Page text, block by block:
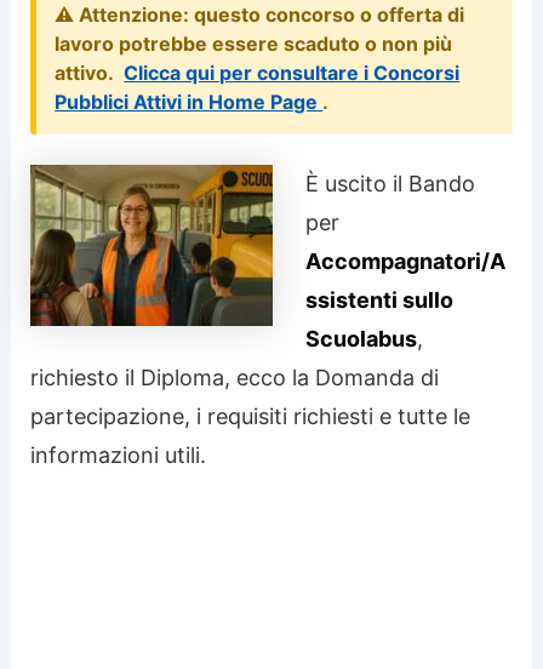
⚠️ Attenzione: questo concorso o offerta di
lavoro potrebbe essere scaduto o non più
attivo. Clicca qui per consultare i Concorsi
Pubblici Attivi in Home Page .
È uscito il Bando
per
Accompagnatori/A
ssistenti sullo
Scuolabus,
richiesto il Diploma, ecco la Domanda di
partecipazione, i requisiti richiesti e tutte le
informazioni utili.